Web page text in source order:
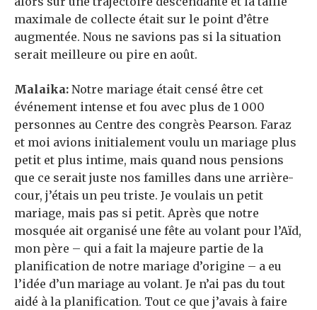
maximale de collecte était sur le point d’être
augmentée. Nous ne savions pas si la situation
serait meilleure ou pire en août.
Malaika: Notre mariage était censé être cet
événement intense et fou avec plus de 1 000
personnes au Centre des congrès Pearson. Faraz
et moi avions initialement voulu un mariage plus
petit et plus intime, mais quand nous pensions
que ce serait juste nos familles dans une arrière-
cour, j’étais un peu triste. Je voulais un petit
mariage, mais pas si petit. Après que notre
mosquée ait organisé une fête au volant pour l’Aïd,
mon père – qui a fait la majeure partie de la
planification de notre mariage d’origine – a eu
l’idée d’un mariage au volant. Je n’ai pas du tout
aidé à la planification. Tout ce que j’avais à faire